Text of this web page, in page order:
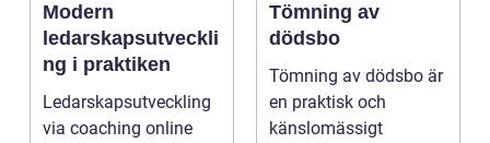
Modern
ledarskapsutveckli
ng i praktiken
Ledarskapsutveckling
via coaching online
Tömning av
dödsbo
Tömning av dödsbo är
en praktisk och
känslomässigt